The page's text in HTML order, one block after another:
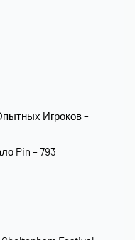
Игроков –
Pin – 793